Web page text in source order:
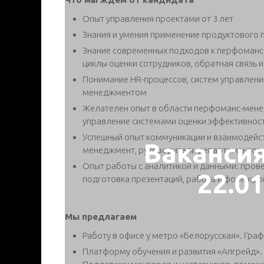
Опыт управления проектами от 3 лет
Знания и умения применение продуктового
Знание современных подходов к
циклы оценки сотрудников, обратная связь
Понимание HR-процессов, систем
менеджментом
Желателен опыт в области перфоманс-
управление системами оценки
Успешный опыт коммуникации и
менеджмент, руководители департаментов,
Опыт работы с аналитикой и данными:
подготовка презентаций, работа и
Мы предлагаем
Работу в офисе у метро «Белорусская».
Платформу обучения и развития